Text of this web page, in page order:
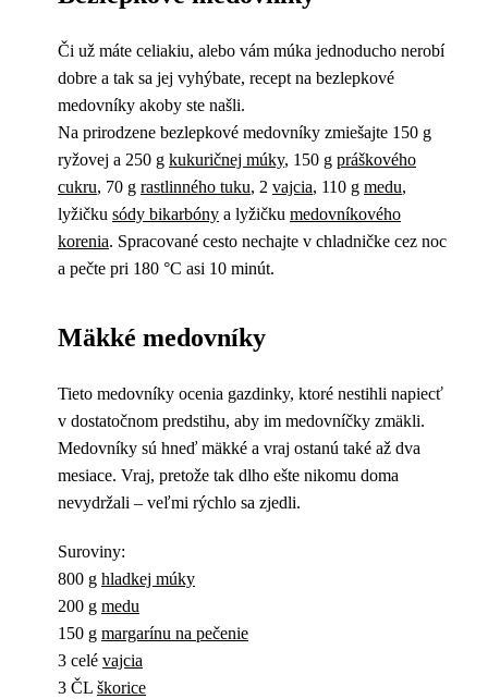
Či už máte celiakiu, alebo vám múka jednoducho nerobí
dobre a tak sa jej vyhýbate, recept na bezlepkové
medovníky akoby ste našli.
Na prirodzene bezlepkové medovníky zmiešajte 150 g
ryžovej a 250 g kukuričnej múky, 150 g práškového
cukru, 70 g rastlinného tuku, 2 vajcia, 110 g medu,
lyžičku sódy bikarbóny a lyžičku medovníkového
korenia. Spracované cesto nechajte v chladničke cez noc
a pečte pri 180 °C asi 10 minút.
Mäkké medovníky
Tieto medovníky ocenia gazdinky, ktoré nestihli napiecť
v dostatočnom predstihu, aby im medovníčky zmäkli.
Medovníky sú hneď mäkké a vraj ostanú také až dva
mesiace. Vraj, pretože tak dlho ešte nikomu doma
nevydržali – veľmi rýchlo sa zjedli.
Suroviny:
800 g hladkej múky
200 g medu
150 g margarínu na pečenie
3 celé vajcia
3 ČL škorice